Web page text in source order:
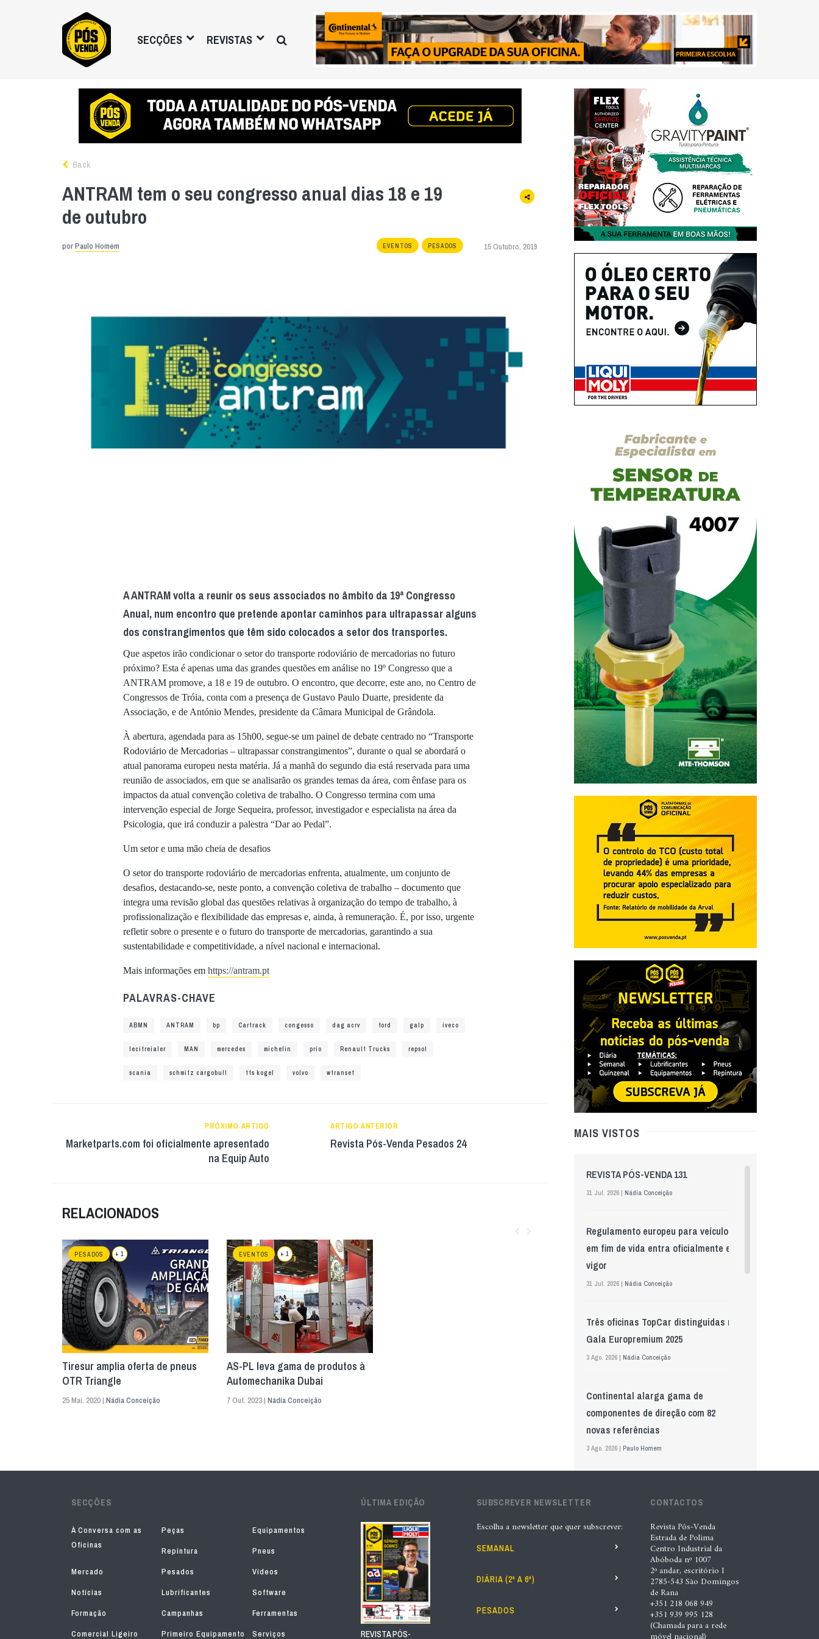
SECÇÕES REVISTAS
Back
ANTRAM tem o seu congresso anual dias 18 e 19
de outubro
porPaulo Homem EVENTOS PESADOS 15 Outubro, 2019
A ANTRAM volta a reunir os seus associados no âmbito da 19ª Congresso
Anual, num encontro que pretende apontar caminhos para ultrapassar alguns
dos constrangimentos que têm sido colocados a setor dos transportes.
Que aspetos irão condicionar o setor do transporte rodoviário de mercadorias no futuro
próximo? Esta é apenas uma das grandes questões em análise no 19º Congresso que a
ANTRAM promove, a 18 e 19 de outubro. O encontro, que decorre, este ano, no Centro de
Congressos de Tróia, conta com a presença de Gustavo Paulo Duarte, presidente da
Associação, e de António Mendes, presidente da Câmara Municipal de Grândola.
À abertura, agendada para as 15h00, segue-se um painel de debate centrado no “Transporte
Rodoviário de Mercadorias – ultrapassar constrangimentos”, durante o qual se abordará o
atual panorama europeu nesta matéria. Já a manhã do segundo dia está reservada para uma
reunião de associados, em que se analisarão os grandes temas da área, com ênfase para os
impactos da atual convenção coletiva de trabalho. O Congresso termina com uma
intervenção especial de Jorge Sequeira, professor, investigador e especialista na área da
Psicologia, que irá conduzir a palestra “Dar ao Pedal”.
Um setor e uma mão cheia de desafios
O setor do transporte rodoviário de mercadorias enfrenta, atualmente, um conjunto de
desafios, destacando-se, neste ponto, a convenção coletiva de trabalho – documento que
integra uma revisão global das questões relativas à organização do tempo de trabalho, à
profissionalização e flexibilidade das empresas e, ainda, à remuneração. É, por isso, urgente
refletir sobre o presente e o futuro do transporte de mercadorias, garantindo a sua
sustentabilidade e competitividade, a nível nacional e internacional.
Mais informações em https://antram.pt
PALAVRAS-CHAVE
ABMN ANTRAM bp Cartrack congesso dag acrv ford galp iveco
lecitreialer MAN mercedes michelin prio Renault Trucks repsol
scania schmitz cargobull tts kogel volvo wtranset
PRÓXIMO ARTIGO
Marketparts.com foi oficialmente apresentado
na Equip Auto
ARTIGO ANTERIOR
Revista Pós-Venda Pesados 24
RELACIONADOS
PESADOS + 1
Tiresur amplia oferta de pneus
OTR Triangle
25 Mai. 2020 | Nádia Conceição
EVENTOS + 1
AS-PL leva gama de produtos à
Automechanika Dubai
7 Out. 2023 | Nádia Conceição
MAIS VISTOS
REVISTA PÓS-VENDA 131
31 Jul. 2026 | Nádia Conceição
Regulamento europeu para veículos
em fim de vida entra oficialmente em
vigor
31 Jul. 2026 | Nádia Conceição
Três oficinas TopCar distinguidas na
Gala Europremium 2025
3 Ago. 2026 | Nádia Conceição
Continental alarga gama de
componentes de direção com 82
novas referências
3 Ago. 2026 | Paulo Homem
controlo de qualidade
5 Ago. 2026 | Nádia Conceição
GS Pro Tyres assume representação
exclusiva da Laufenn em Portugal
Paulo Homem
“A INDASA procura ajudar os seus
SECÇÕES
À Conversa com as
Oficinas
Peças
Equipamentos
Repintura
Pneus
Mercado
Pesados
Vídeos
Notícias
Lubrificantes
Software
Formação
Campanhas
Ferramentas
Comercial Ligeiro
Primeiro Equipamento Serviços
ÚLTIMA EDIÇÃO
REVISTA PÓS-
SUBSCREVER NEWSLETTER
Escolha a newsletter que quer subscrever:
SEMANAL
DIÁRIA (2ª A 6ª)
PESADOS
CONTACTOS
Revista Pós-Venda
Estrada de Polima
Centro Industrial da
Abóboda nº 1007
2º andar, escritório I
2785-543 São Domingos
de Rana
+351 218 068 949
+351 939 995 128
(Chamada para a rede